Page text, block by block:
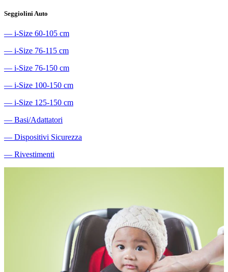
Seggiolini Auto
― i-Size 60-105 cm
― i-Size 76-115 cm
― i-Size 76-150 cm
― i-Size 100-150 cm
― i-Size 125-150 cm
― Basi/Adattatori
― Dispositivi Sicurezza
― Rivestimenti